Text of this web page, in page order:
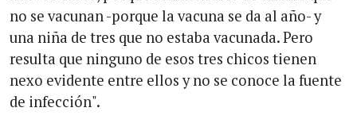
no se vacunan -porque la vacuna se da al año- y
una niña de tres que no estaba vacunada. Pero
resulta que ninguno de esos tres chicos tienen
nexo evidente entre ellos y no se conoce la fuente
de infección".